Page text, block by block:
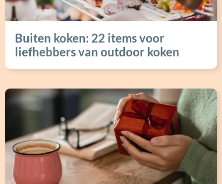
Buiten koken: 22 items voor
liefhebbers van outdoor koken